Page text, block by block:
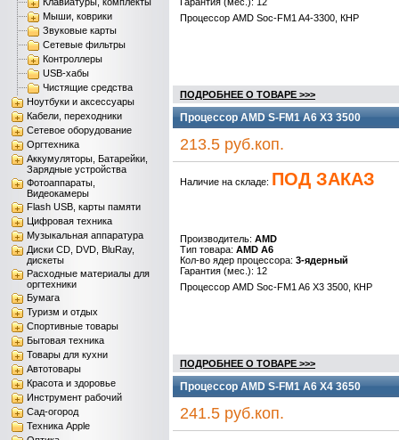
Мыши, коврики
Звуковые карты
Сетевые фильтры
Контроллеры
USB-хабы
Чистящие средства
Ноутбуки и аксессуары
Кабели, переходники
Сетевое оборудование
Оргтехника
Аккумуляторы, Батарейки,
Зарядные устройства
Фотоаппараты,
Видеокамеры
Flash USB, карты памяти
Цифровая техника
Музыкальная аппаратура
Диски CD, DVD, BluRay,
дискеты
Расходные материалы для
оргтехники
Бумага
Туризм и отдых
Спортивные товары
Бытовая техника
Товары для кухни
Автотовары
Красота и здоровье
Инструмент рабочий
Сад-огород
Техника Apple
Процессор AMD Soc-FM1 A4-3300, КНР
ПОДРОБНЕЕ О ТОВАРЕ >>>
Процессор AMD S-FM1 A6 X3 3500
213.5 руб.коп.
Наличие на складе: ПОД ЗАКАЗ
Производитель: AMD
Тип товара: AMD A6
Кол-во ядер процессора: 3-ядерный
Гарантия (мес.): 12
Процессор AMD Soc-FM1 A6 X3 3500, КНР
ПОДРОБНЕЕ О ТОВАРЕ >>>
Процессор AMD S-FM1 A6 X4 3650
241.5 руб.коп.